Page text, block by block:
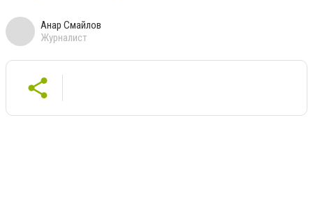
Анар Смайлов
Журналист